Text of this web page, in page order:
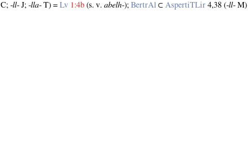
C;‑ll‑ J;‑lla‑ T) =Lv 1:4b (s. v.abelh‑);BertrAl ⊂AspertiTLir 4,38 (‑ll‑ M)